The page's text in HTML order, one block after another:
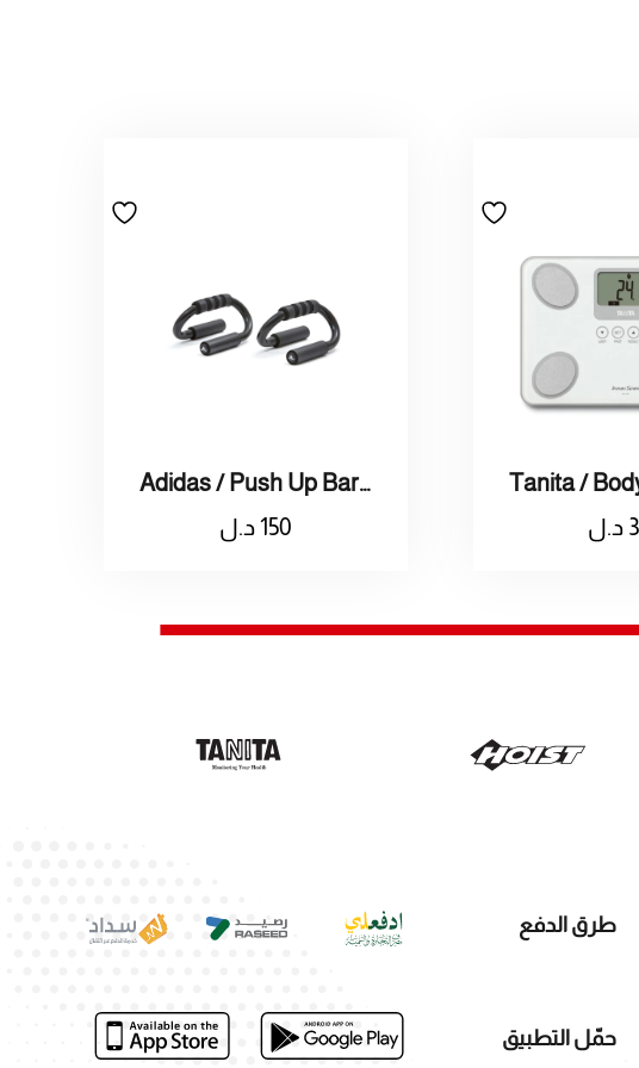
د.ل
Adidas / Push Up Bars / اديداس قضبان للتمارين الضغط
150د.ل
طرق الدفع
حمّل التطبيق